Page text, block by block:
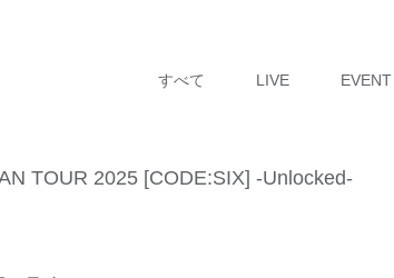
すべて LIVE EVENT
TOUR 2025 [CODE:SIX] -Unlocked-